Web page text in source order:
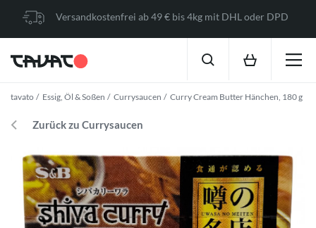
Versandkostenfrei ab 49 € bis 4kg mit DHL oder DPD
tavato Essig, Öl & Soßen Currysaucen Curry Cream Butter Hänchen, 180 g
Zurück zu Currysaucen